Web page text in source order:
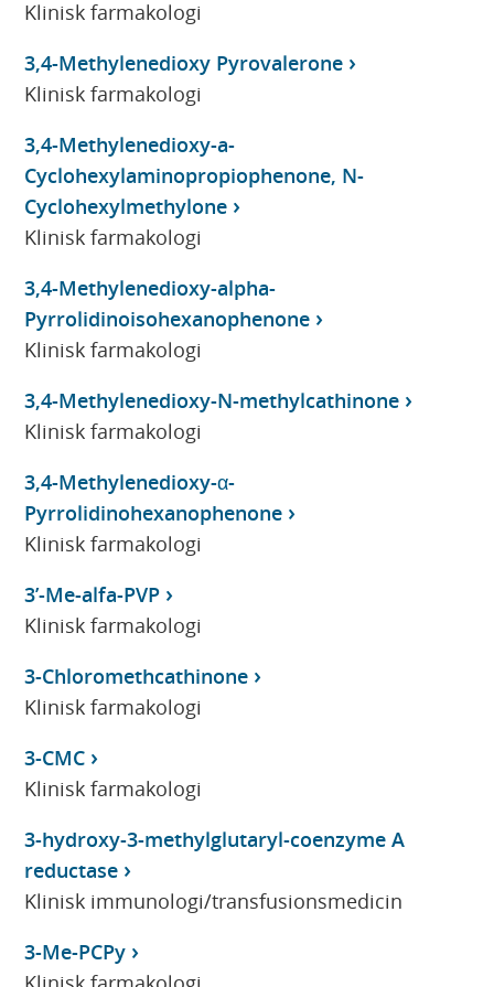
Klinisk farmakologi
3,4-Methylenedioxy Pyrovalerone
Klinisk farmakologi
3,4-Methylenedioxy-a-
Cyclohexylaminopropiophenone, N-
Cyclohexylmethylone
Klinisk farmakologi
3,4-Methylenedioxy-alpha-
Pyrrolidinoisohexanophenone
Klinisk farmakologi
3,4-Methylenedioxy-N-methylcathinone
Klinisk farmakologi
3,4-Methylenedioxy-α-
Pyrrolidinohexanophenone
Klinisk farmakologi
3’-Me-alfa-PVP
Klinisk farmakologi
3-Chloromethcathinone
Klinisk farmakologi
3-CMC
Klinisk farmakologi
3-hydroxy-3-methylglutaryl-coenzyme A
reductase
Klinisk immunologi/transfusionsmedicin
3-Me-PCPy